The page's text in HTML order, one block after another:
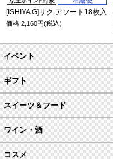
[ISHIYA G]サク アソート18枚入
価格 2,160円(税込)
イベント
ギフト
スイーツ＆フード
ワイン・酒
コスメ